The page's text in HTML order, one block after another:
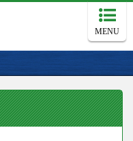
MENU